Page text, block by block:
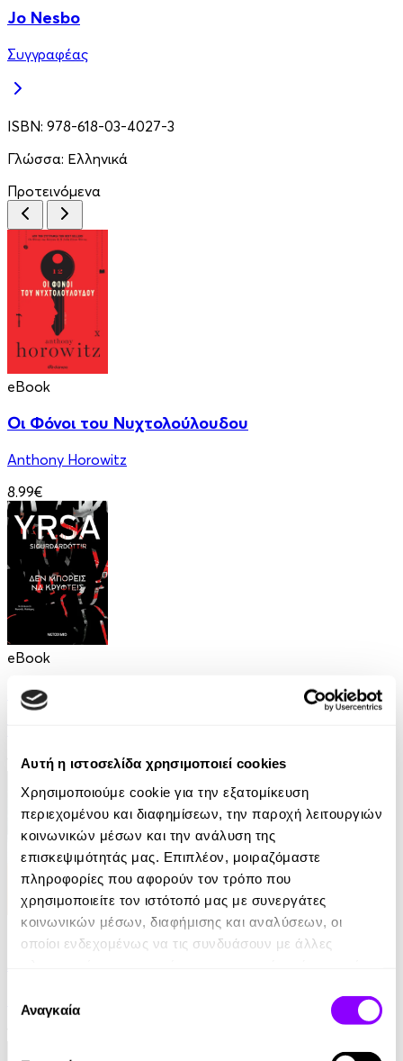
Αυτή η ιστοσελίδα χρησιμοποιεί cookies
Χρησιμοποιούμε cookie για την εξατομίκευση
περιεχομένου και διαφημίσεων, την παροχή λειτουργιών
κοινωνικών μέσων και την ανάλυση της
επισκεψιμότητάς μας. Επιπλέον, μοιραζόμαστε
πληροφορίες που αφορούν τον τρόπο που
χρησιμοποιείτε τον ιστότοπό μας με συνεργάτες
κοινωνικών μέσων, διαφήμισης και αναλύσεων, οι
οποίοι ενδεχομένως να τις συνδυάσουν με άλλες
των υπηρεσιών τους.
συγκατάθεσης
Αναγκαία
Jo Nesbo
Συγγραφέας
ISBN: 978-618-03-4027-3
Γλώσσα: Ελληνικά
Προτεινόμενα
eBook
Οι Φόνοι του Νυχτολούλουδου
Anthony Horowitz
8.99€
eBook
Δεν μπορείς να κρυφτείς
12.99€
eBook
Jane Harper